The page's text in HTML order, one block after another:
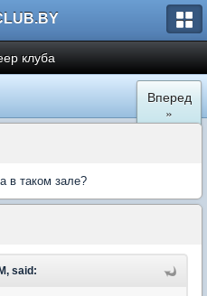
клуба
Вперед
»
в таком зале?
said: